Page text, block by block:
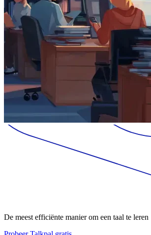
De meest efficiënte manier om een taal te leren